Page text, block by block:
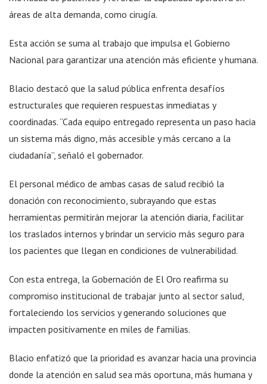
áreas de alta demanda, como cirugía.
Esta acción se suma al trabajo que impulsa el Gobierno
Nacional para garantizar una atención más eficiente y humana.
Blacio destacó que la salud pública enfrenta desafíos
estructurales que requieren respuestas inmediatas y
coordinadas. “Cada equipo entregado representa un paso hacia
un sistema más digno, más accesible y más cercano a la
ciudadanía”, señaló el gobernador.
El personal médico de ambas casas de salud recibió la
donación con reconocimiento, subrayando que estas
herramientas permitirán mejorar la atención diaria, facilitar
los traslados internos y brindar un servicio más seguro para
los pacientes que llegan en condiciones de vulnerabilidad.
Con esta entrega, la Gobernación de El Oro reafirma su
compromiso institucional de trabajar junto al sector salud,
fortaleciendo los servicios y generando soluciones que
impacten positivamente en miles de familias.
Blacio enfatizó que la prioridad es avanzar hacia una provincia
donde la atención en salud sea más oportuna, más humana y